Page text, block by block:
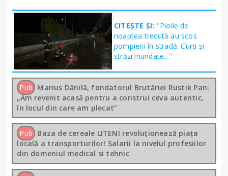
CITEȘTE ȘI: "Ploile de
noaptea trecută au scos
pompierii în stradă: Curți și
străzi inundate..."
Pub Marius Dănilă, fondatorul Brutăriei Rustik Pan:
„Am revenit acasă pentru a construi ceva autentic,
în locul din care am plecat”
Pub Baza de cereale LITENI revoluționează piața
locală a transporturilor! Salarii la nivelul profesiilor
din domeniul medical si tehnic